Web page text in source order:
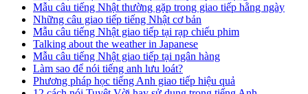
Mẫu câu tiếng Nhật thường gặp trong giao tiếp hằng ngày
Những câu giao tiếp tiếng Nhật cơ bản
Mẫu câu tiếng Nhật giao tiếp tại rạp chiếu phim
Talking about the weather in Japanese
Mẫu câu tiếng Nhật giao tiếp tại ngân hàng
Làm sao để nói tiếng anh lưu loát?
Phương pháp học tiếng Anh giao tiếp hiệu quả